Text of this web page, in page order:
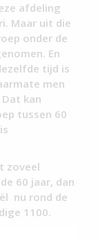
afdeling
Maar uit die
onder de
En
tijd is
men
kan
tussen 60
zoveel
60 jaar, dan
nu rond de
1100.